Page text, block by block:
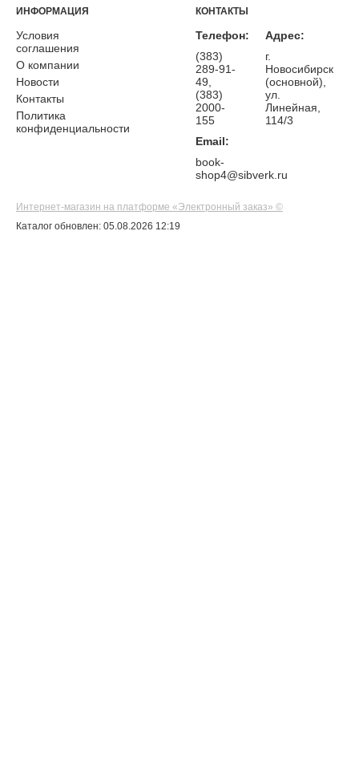
ИНФОРМАЦИЯ
Условия
соглашения
О компании
Новости
Контакты
Политика
конфиденциальности
КОНТАКТЫ
Телефон:
(383)
289-91-
49,
(383)
2000-
155
Email:
book-
shop4@sibverk.ru
Адрес:
г.
Новосибирск
(основной),
ул.
Линейная,
114/3
Интернет-магазин на платформе «Электронный заказ» ©
Каталог обновлен: 05.08.2026 12:19